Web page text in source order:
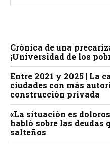
Crónica de una
¡Universidad de los
Entre 2021 y 2025 | La
ciudades con más
construcción privada
«La situación es
habló sobre las deudas
salteños